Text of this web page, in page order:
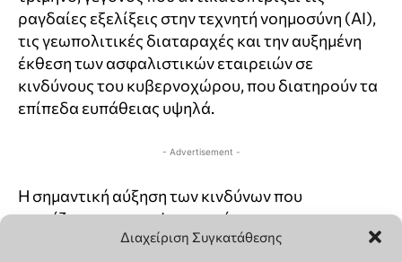
Διαχείριση Συγκατάθεσης